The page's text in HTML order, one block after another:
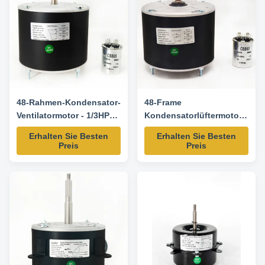
208-230V Frequency 50/60 Hz
Speed 1075 ...
48-Rahmen-Kondensator-
Ventilatormotor - 1/3HP
208-230V 60HZ 1075RPM-
5KCP39GGY209AS
Ersatzmotor
Erhalten Sie Besten
Preis
48-Frame
Kondensatorlüftermotor -
1/8HP 208-230V 60HZ 825
U/min - 5KCP39DFS773S
Ersatzmotor
Erhalten Sie Besten
Preis